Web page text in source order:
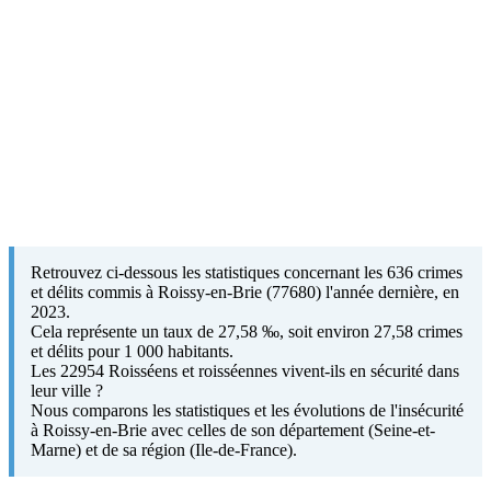
Retrouvez ci-dessous les statistiques concernant les 636 crimes
et délits commis à Roissy-en-Brie (77680) l'année dernière, en
2023.
Cela représente un taux de 27,58 ‰, soit environ 27,58 crimes
et délits pour 1 000 habitants.
Les 22954 Roisséens et roisséennes vivent-ils en sécurité dans
leur ville ?
Nous comparons les statistiques et les évolutions de l'insécurité
à Roissy-en-Brie avec celles de son département (Seine-et-
Marne) et de sa région (Ile-de-France).